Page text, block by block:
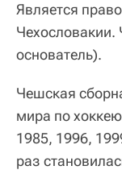
Является
Чехословакии.
основатель).
Чешская
мира по
1985, 1996,
раз